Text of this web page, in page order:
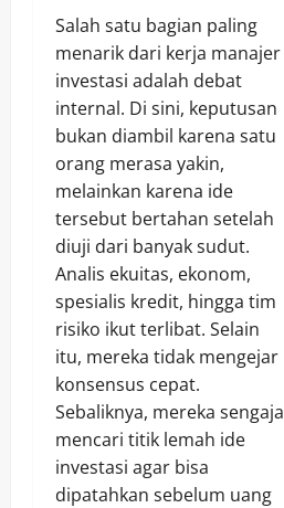
Salah satu bagian paling
menarik dari kerja manajer
investasi adalah debat
internal. Di sini, keputusan
bukan diambil karena satu
orang merasa yakin,
melainkan karena ide
tersebut bertahan setelah
diuji dari banyak sudut.
Analis ekuitas, ekonom,
spesialis kredit, hingga tim
risiko ikut terlibat. Selain
itu, mereka tidak mengejar
konsensus cepat.
Sebaliknya, mereka sengaja
mencari titik lemah ide
investasi agar bisa
dipatahkan sebelum uang